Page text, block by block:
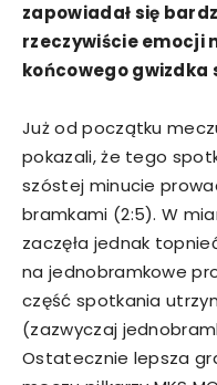
zapowiadał się
rzeczywiście emocji
końcowego gwizdka
Już od początku
pokazali, że tego
szóstej minucie
bramkami (2:5). W
zaczęła jednak
na jednobramkowe
część spotkania
(zazwyczaj
Ostatecznie lepsza